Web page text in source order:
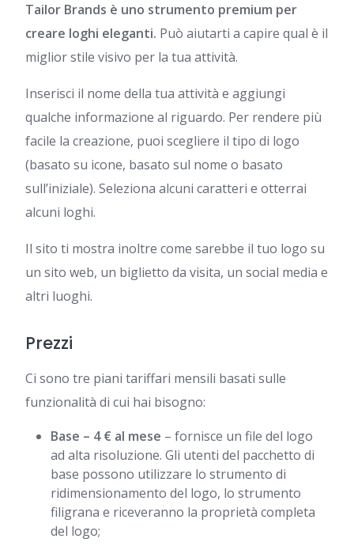
Tailor Brands è uno strumento premium per
creare loghi eleganti. Può aiutarti a capire qual è il
miglior stile visivo per la tua attività.
Inserisci il nome della tua attività e aggiungi
qualche informazione al riguardo. Per rendere più
facile la creazione, puoi scegliere il tipo di logo
(basato su icone, basato sul nome o basato
sull’iniziale). Seleziona alcuni caratteri e otterrai
alcuni loghi.
Il sito ti mostra inoltre come sarebbe il tuo logo su
un sito web, un biglietto da visita, un social media e
altri luoghi.
Prezzi
Ci sono tre piani tariffari mensili basati sulle
funzionalità di cui hai bisogno:
Base – 4 € al mese – fornisce un file del logo
ad alta risoluzione. Gli utenti del pacchetto di
base possono utilizzare lo strumento di
ridimensionamento del logo, lo strumento
filigrana e riceveranno la proprietà completa
del logo;